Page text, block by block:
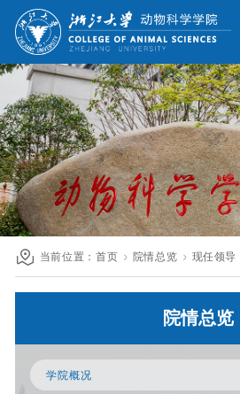
网站首页
院情总览
师资队伍
人才培养
科学研究
国际交流
发展联络
英文网站
当前位置：首页 院情总览 现任领导
院情总览
学院概况